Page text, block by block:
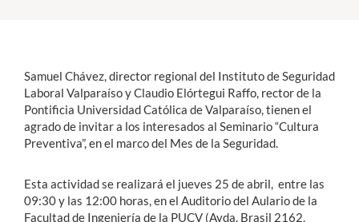
Funcionarios
Alumni
Samuel Chávez, director regional del Instituto de Seguridad
Laboral Valparaíso y Claudio Elórtegui Raffo, rector de la
Pontificia Universidad Católica de Valparaíso, tienen el
agrado de invitar a los interesados al Seminario “Cultura
Preventiva”, en el marco del Mes de la Seguridad.
Esta actividad se realizará el jueves 25 de abril, entre las
09:30 y las 12:00 horas, en el Auditorio del Aulario de la
Facultad de Ingeniería de la PUCV (Avda. Brasil 2162,